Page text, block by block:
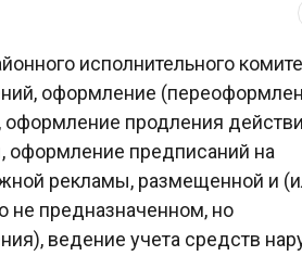
исполнительного
оформление
оформление продления
оформление предписаний на
рекламы, размещенной и
не предназначенном, но
ведение учета средств